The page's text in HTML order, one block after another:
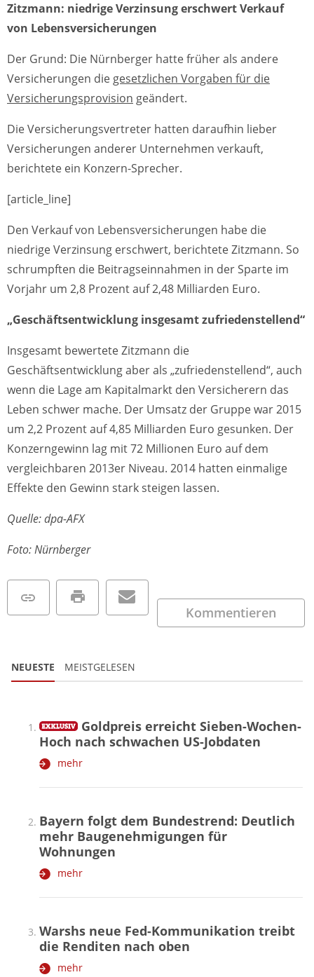
Zitzmann: niedrige Verzinsung erschwert Verkauf
von Lebensversicherungen
Der Grund: Die Nürnberger hatte früher als andere
Versicherungen diegesetzlichen Vorgaben für die
Versicherungsprovision geändert.
Die Versicherungsvertreter hatten daraufhin lieber
Versicherungen anderer Unternehmen verkauft,
berichtete ein Konzern-Sprecher.
[article_line]
Den Verkauf von Lebensversicherungen habe die
niedrige Verzinsung erschwert, berichtete Zitzmann. So
schrumpften die Beitragseinnahmen in der Sparte im
Vorjahr um 2,8 Prozent auf 2,48 Milliarden Euro.
„Geschäftsentwicklung insgesamt zufriedenstellend“
Insgesamt bewertete Zitzmann die
Geschäftsentwicklung aber als „zufriedenstellend“, auch
wenn die Lage am Kapitalmarkt den Versicherern das
Leben schwer mache. Der Umsatz der Gruppe war 2015
um 2,2 Prozent auf 4,85 Milliarden Euro gesunken. Der
Konzerngewinn lag mit 72 Millionen Euro auf dem
vergleichbaren 2013er Niveau. 2014 hatten einmalige
Effekte den Gewinn stark steigen lassen.
Quelle: dpa-AFX
Foto: Nürnberger
Kommentieren
NEUESTE MEISTGELESEN
Goldpreis erreicht Sieben-Wochen-
Hoch nach schwachen US-Jobdaten
mehr
Bayern folgt dem Bundestrend: Deutlich
mehr Baugenehmigungen für
Wohnungen
mehr
Warshs neue Fed-Kommunikation treibt
die Renditen nach oben
mehr